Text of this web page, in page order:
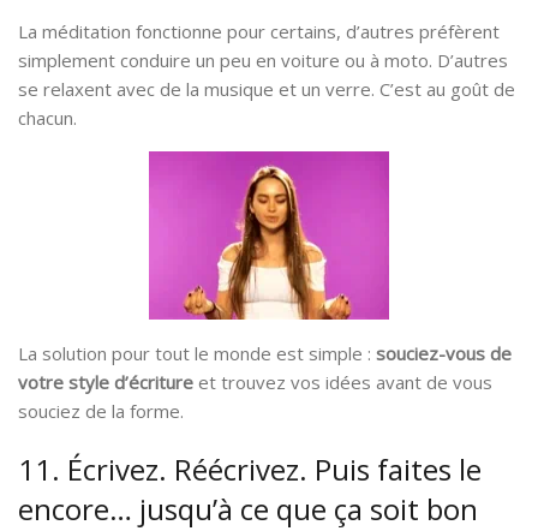
La méditation fonctionne pour certains, d’autres préfèrent
simplement conduire un peu en voiture ou à moto. D’autres
se relaxent avec de la musique et un verre. C’est au goût de
chacun.
La solution pour tout le monde est simple : souciez-vous de
votre style d’écriture et trouvez vos idées avant de vous
souciez de la forme.
11. Écrivez. Réécrivez. Puis faites le
encore… jusqu’à ce que ça soit bon